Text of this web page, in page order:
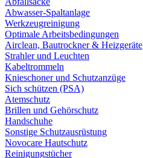
Abwasser-Spaltanlage
Werkzeugreinigung
Optimale Arbeitsbedingungen
Airclean, Bautrockner & Heizgeräte
Strahler und Leuchten
Kabeltrommeln
Knieschoner und Schutzanzüge
Sich schützen (PSA)
Atemschutz
Brillen und Gehörschutz
Handschuhe
Sonstige Schutzausrüstung
Novocare Hautschutz
Reinigungstücher